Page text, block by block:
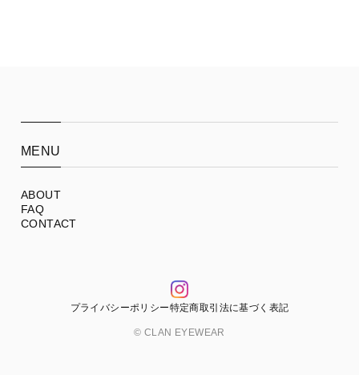
MENU
ABOUT
FAQ
CONTACT
プライバシーポリシー特定商取引法に基づく表記
© CLAN EYEWEAR